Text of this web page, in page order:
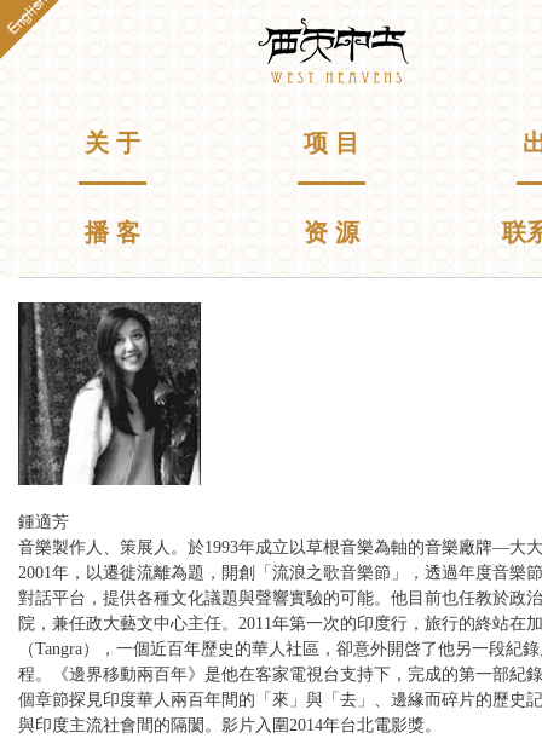
跳
转
到
主
要
内
容
Westheavens
English
主菜单 关 于 项 目
播 客 资 源 联
你在这里
鍾適芳
音樂製作人、策展人。於1993年成立以草根音樂為軸的音樂廠牌—大
2001年，以遷徙流離為題，開創「流浪之歌音樂節」，透過年度音樂
對話平台，提供各種文化議題與聲響實驗的可能。他目前也任教於政
院，兼任政大藝文中心主任。2011年第一次的印度行，旅行的終站在
（Tangra），一個近百年歷史的華人社區，卻意外開啓了他另一段紀
程。《邊界移動兩百年》是他在客家電視台支持下，完成的第一部紀
個章節探見印度華人兩百年間的「來」與「去」、邊緣而碎片的歷史
與印度主流社會間的隔閡。影片入圍2014年台北電影獎。